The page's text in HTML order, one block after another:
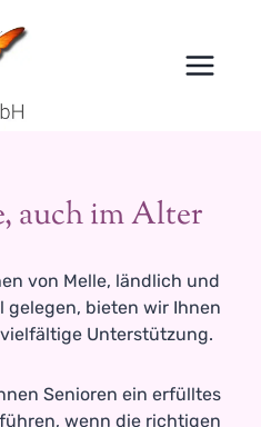
auch im Alter
von Melle, ländlich und
gelegen, bieten wir Ihnen
Unterstützung.
Senioren ein erfülltes
wenn die richtigen